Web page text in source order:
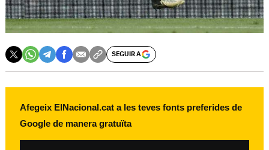
SEGUIR A
Afegeix ElNacional.cat a les teves fonts preferides de
Google de manera gratuïta